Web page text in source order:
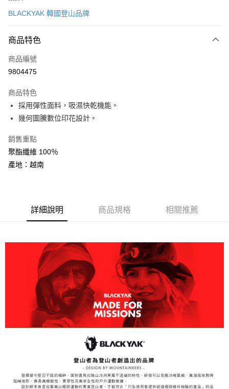
信用卡一次付款
LINE Pay
Apple Pay
悠遊付
Google Pay
全盈+PAY
AFTEE先享後付
相關說明
１．簡單：不需註冊會員、不需綁卡、不需儲值。
２．便利：只要手機號碼，簡訊認證，即可結帳。
【「AFTEE先享後付」結帳流程】
１．於結帳方式選擇「AFTEE先享後付」後，將跳轉至「AFTEE先享後付」
結帳頁面，進行簡訊認證並確認金額後，即可完成結帳。
２．訂單成立數日內，您將收到繳費通知簡訊。
３．收到繳費通知簡訊後14天內，點擊此簡訊中的連結，可透過四大超商／
ATM／網路銀行／等多元方式進行付款，方視為交易完成。
※ 請注意：結帳手續完成當下不需立刻繳費，但若您需要取消訂單，請聯絡
購買商品的店家。未經商家同意取消之訂單仍視為有效，需透過AFTEE先享
後付繳納相關費用。
※ 交易是否成功請以「AFTEE先享後付 」之結帳頁面顯示為準，若有關於
是否繳費成功／繳費後需取消欲退款等相關疑問，請聯繫「AFTEE先享後付
https://netprotections.freshdesk.com/support/home
１．透過由恩沛科技股份有限公司提供之「AFTEE先享後付」服務完成之交
易，需依本服務之必要範圍內提供個人資料，並將交易相關給付款項請求債
運送方式
每筆NT$60，滿NT$599(含以上)免運費
付款後全家取貨
每筆NT$60，滿NT$599(含以上)免運費
萊爾富取貨付款
每筆NT$60，滿NT$799(含以上)免運費
付款後萊爾富取貨
每筆NT$60，滿NT$799(含以上)免運費
每筆NT$60，滿NT$799(含以上)免運費
BLACKYAK 韓國登山品牌
商品特色
商品編號
9804475
商品特色
採用彈性面料，吸濕快乾機能。
幾何圖騰數位印花設計。
銷售重點
聚酯纖維 100％
產地：越南
詳細說明 商品規格 相關推薦